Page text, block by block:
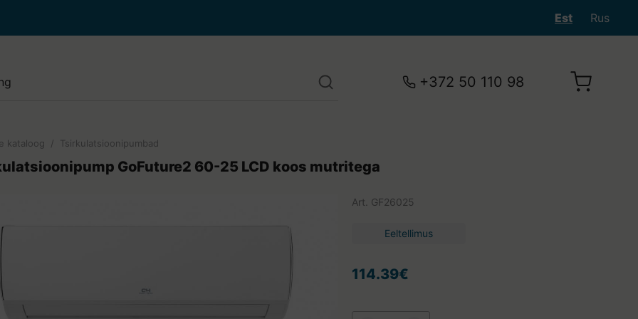
ja puhastus
paigaldus ja hooldus
juurde
Est Rus
+372 50 110 98
Teie ostukorv on tühi.
kataloog / Tsirkulatsioonipumbad
GoFuture2 60-25 LCD koos mutritega
Art. GF26025
Eeltellimus
114.39€